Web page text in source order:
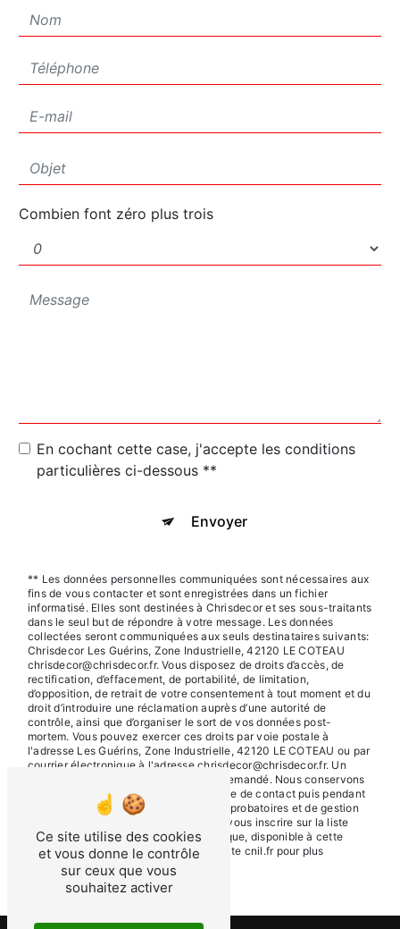
Combien font zéro plus trois
En cochant cette case, j'accepte les conditions
particulières ci-dessous **
Envoyer
** Les données personnelles communiquées sont nécessaires aux
fins de vous contacter et sont enregistrées dans un fichier
informatisé. Elles sont destinées à Chrisdecor et ses sous-traitants
dans le seul but de répondre à votre message. Les données
collectées seront communiquées aux seuls destinataires suivants:
Chrisdecor Les Guérins, Zone Industrielle, 42120 LE COTEAU
chrisdecor@chrisdecor.fr. Vous disposez de droits d’accès, de
rectification, d’effacement, de portabilité, de limitation,
d’opposition, de retrait de votre consentement à tout moment et du
droit d’introduire une réclamation auprès d’une autorité de
contrôle, ainsi que d’organiser le sort de vos données post-
mortem. Vous pouvez exercer ces droits par voie postale à
l'adresse Les Guérins, Zone Industrielle, 42120 LE COTEAU ou par
courrier électronique à l'adresse chrisdecor@chrisdecor.fr. Un
justificatif d'identité pourra vous être demandé. Nous conservons
vos données pendant la période de prise de contact puis pendant
la durée de prescription légale aux fins probatoires et de gestion
des contentieux. Vous avez le droit de vous inscrire sur la liste
d'opposition au démarchage téléphonique, disponible à cette
adresse: Bloctel.gouv.fr. Consultez le site cnil.fr pour plus
d’informations sur vos droits.
Ce site utilise des cookies
et vous donne le contrôle
sur ceux que vous
souhaitez activer